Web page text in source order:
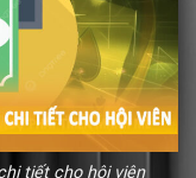
tiết cho hội viên